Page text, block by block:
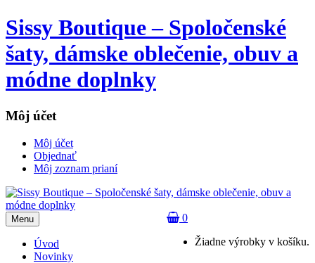
Sissy Boutique – Spoločenské
šaty, dámske oblečenie, obuv a
módne doplnky
Môj účet
Môj účet
Objednať
Môj zoznam prianí
0
Žiadne výrobky v košíku.
Menu
Úvod
Novinky